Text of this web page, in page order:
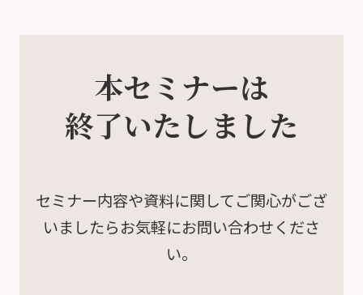
本セミナーは
終了いたしました
セミナー内容や資料に関してご関心がござ
いましたらお気軽にお問い合わせくださ
い。